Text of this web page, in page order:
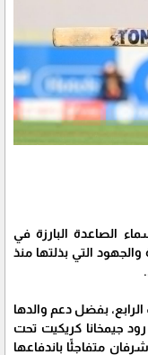
الصاعدة البارزة في
التي بذلتها منذ
بفضل دعم والدها
جيمخانا كريكيت تحت
متفاجئًا باندفاعها